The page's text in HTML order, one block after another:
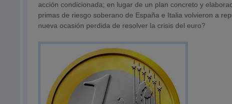
acción condicionada; en lugar de un plan concreto y
primas de riesgo soberano de España e Italia volvieron a
nueva ocasión perdida de resolver la crisis del euro?